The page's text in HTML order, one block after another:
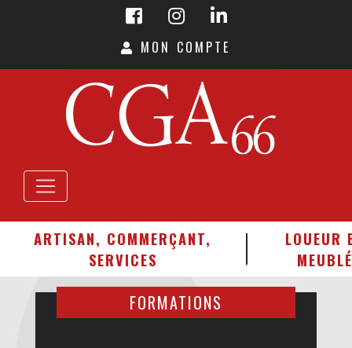
MON COMPTE
ARTISAN, COMMERÇANT,
SERVICES
LOUEUR
MEUBLÉ
FORMATIONS